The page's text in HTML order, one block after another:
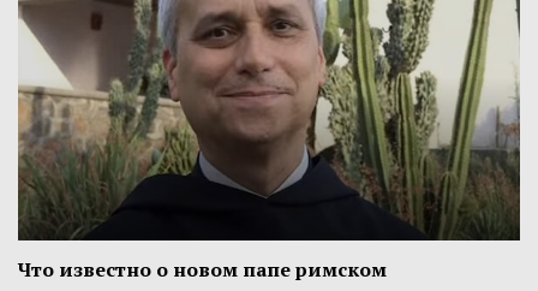
Что известно о новом папе римском